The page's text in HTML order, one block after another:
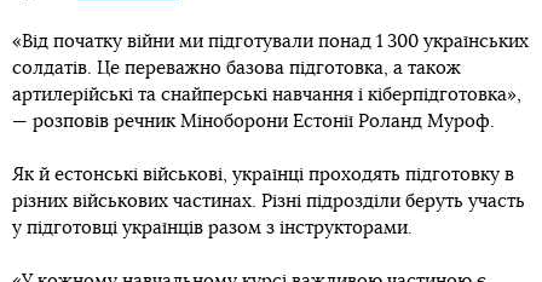
«Від початку війни ми підготували понад 1 300 українських
солдатів. Це переважно базова підготовка, а також
артилерійські та снайперські навчання і кіберпідготовка»,
— розповів речник Міноборони Естонії Роланд Муроф.
Як й естонські військові, українці проходять підготовку в
різних військових частинах. Різні підрозділи беруть участь
у підготовці українців разом з інструкторами.